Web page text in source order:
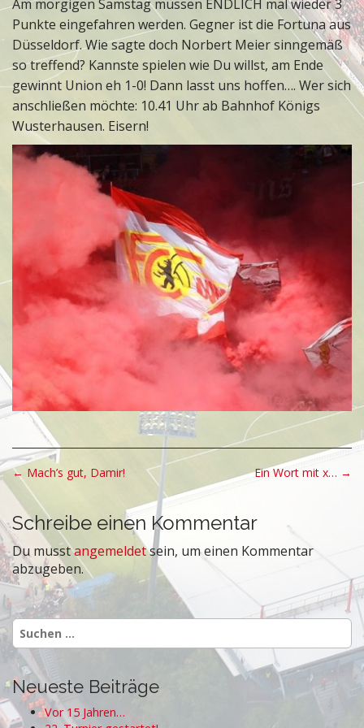
Am morgigen Samstag müssen ENDLICH mal wieder 3
Punkte eingefahren werden. Gegner ist die Fortuna aus
Düsseldorf. Wie sagte doch Norbert Meier sinngemäß
so treffend? Kannste spielen wie Du willst, am Ende
gewinnt Union eh 1-0! Dann lasst uns hoffen…. Wer sich
anschließen möchte: 10.41 Uhr ab Bahnhof Königs
Wusterhausen. Eisern!
P
o
s
t
n
a
i
g
a
t
i
← Mach’s gut, Damir! Ein Wort mit x… →
Schreibe einen Kommentar
Du musstangemeldetsein, um einen Kommentar
abzugeben.
Suchen
nach:
Neueste Beiträge
Vor 15 Jahren…